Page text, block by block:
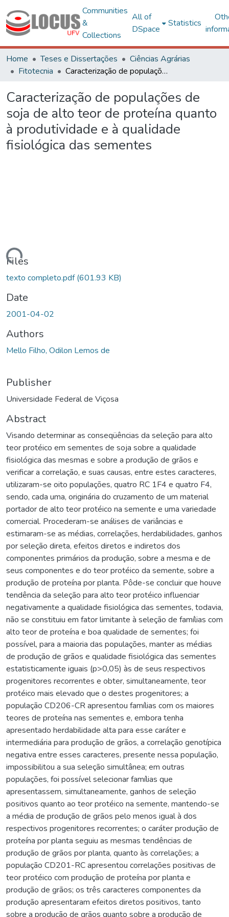
Communities
&
Collections
All of
DSpace
Statistics
Home Teses e Dissertações
Ciências Agrárias
Fitotecnia
Caracterização de populações de soja de alto teor de proteína quanto à produtividade e à qualidade fisiológica das sementes
Caracterização de populações de
soja de alto teor de proteína quanto
à produtividade e à qualidade
fisiológica das sementes
Files
texto completo.pdf(601.93 KB)
Date
2001-04-02
Authors
Mello Filho, Odilon Lemos de
Publisher
Universidade Federal de Viçosa
Abstract
Visando determinar as conseqüências da seleção para alto
teor protéico em sementes de soja sobre a qualidade
fisiológica das mesmas e sobre a produção de grãos e
verificar a correlação, e suas causas, entre estes caracteres,
utilizaram-se oito populações, quatro RC 1F4 e quatro F4,
sendo, cada uma, originária do cruzamento de um material
portador de alto teor protéico na semente e uma variedade
comercial. Procederam-se análises de variâncias e
estimaram-se as médias, correlações, herdabilidades, ganhos
por seleção direta, efeitos diretos e indiretos dos
componentes primários da produção, sobre a mesma e de
seus componentes e do teor protéico da semente, sobre a
produção de proteína por planta. Pôde-se concluir que houve
tendência da seleção para alto teor protéico influenciar
negativamente a qualidade fisiológica das sementes, todavia,
não se constituiu em fator limitante à seleção de famílias com
alto teor de proteína e boa qualidade de sementes; foi
possível, para a maioria das populações, manter as médias
de produção de grãos e qualidade fisiológica das sementes
estatisticamente iguais (p>0,05) às de seus respectivos
progenitores recorrentes e obter, simultaneamente, teor
protéico mais elevado que o destes progenitores; a
população CD206-CR apresentou famílias com os maiores
teores de proteína nas sementes e, embora tenha
apresentado herdabilidade alta para esse caráter e
intermediária para produção de grãos, a correlação genotípica
negativa entre esses caracteres, presente nessa população,
impossibilitou a sua seleção simultânea; em outras
populações, foi possível selecionar famílias que
apresentassem, simultaneamente, ganhos de seleção
positivos quanto ao teor protéico na semente, mantendo-se
a média de produção de grãos pelo menos igual à dos
respectivos progenitores recorrentes; o caráter produção de
proteína por planta seguiu as mesmas tendências de
produção de grãos por planta, quanto às correlações; a
população CD201-RC apresentou correlações positivas de
teor protéico com produção de proteína por planta e
produção de grãos; os três caracteres componentes da
produção apresentaram efeitos diretos positivos, tanto
sobre a produção de grãos quanto sobre a produção de